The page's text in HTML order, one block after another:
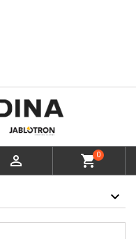
 shopping_cart0